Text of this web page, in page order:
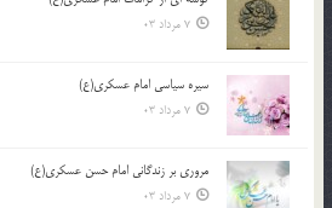
7 مرداد 03
سیره سیاسی امام عسکری(ع)
7 مرداد 03
مروری بر زندگانی امام حسن عسکری(ع)
7 مرداد 03